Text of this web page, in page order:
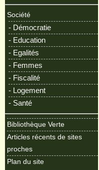
Société
- Démocratie
- Education
- Egalités
- Femmes
- Fiscalité
- Logement
- Santé
Bibliothèque Verte
Articles récents de sites
proches
Plan du site